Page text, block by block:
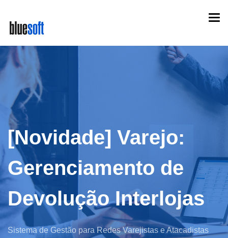
main
content
[Novidade] Varejo:
Gerenciamento de
Devolução Interlojas
Sistema de Gestão para Redes Varejistas e Atacadistas